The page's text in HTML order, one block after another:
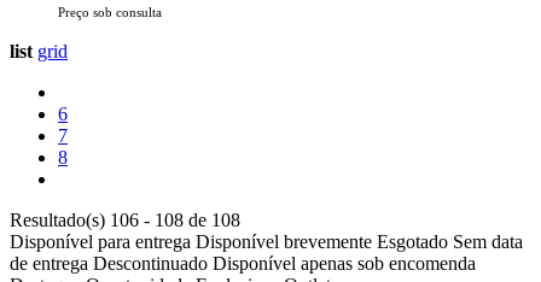
Preço sob consulta
list grid
6
7
8
Resultado(s) 106 - 108 de 108
Disponível para entrega Disponível brevemente Esgotado Sem data
de entrega Descontinuado Disponível apenas sob encomenda